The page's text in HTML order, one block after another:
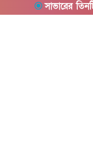
সাভারের তিনটি